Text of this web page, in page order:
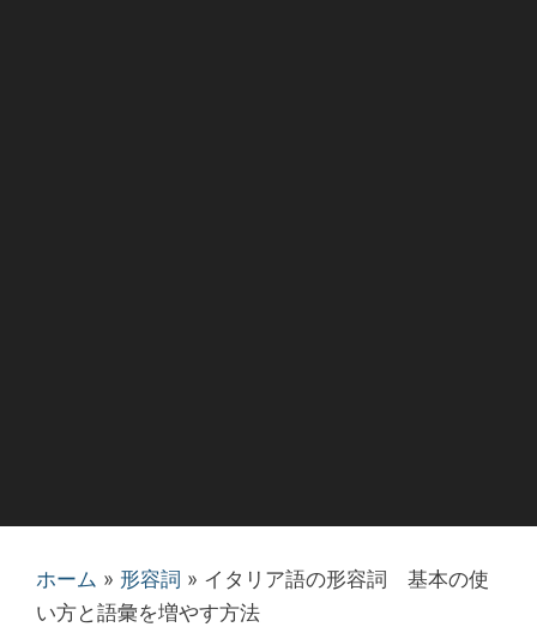
ホーム » 形容詞 » イタリア語の形容詞 基本の使
い方と語彙を増やす方法